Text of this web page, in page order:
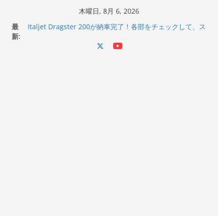
木曜日, 8月 6, 2026
最
新:
Italjet Dragster 200が納車完了！各部をチェックして、ス